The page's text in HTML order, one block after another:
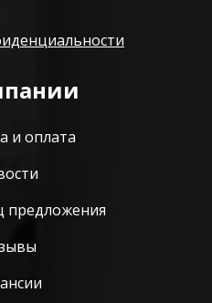
и оплата
предложения